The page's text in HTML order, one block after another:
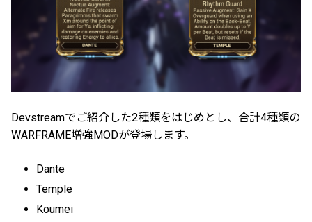
Devstreamでご紹介した2種類をはじめとし、合計4種類の
WARFRAME増強MODが登場します。
Dante
Temple
Koumei